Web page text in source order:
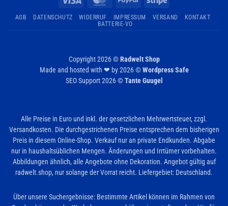
AGB DATENSCHUTZ WIDERRUF IMPRESSUM VERSAND
KONTAKT
BATTERIE-VO
Copyright 2026 ©Radwelt Shop
Made and hosted with ❤ by 2026 ©Wordpress Safe
SEO Support 2026 ©Tante Guugel
Alle Preise in Euro und inkl. der gesetzlichen Mehrwertsteuer, zzgl.
Versandkosten. Die durchgestrichenen Preise entsprechen dem bisherigen
Preis in diesem Online-Shop. Verkauf nur an private Endkunden. Abgabe
nur in haushaltsüblichen Mengen. Änderungen und Irrtümer vorbehalten.
Abbildungen ähnlich, alle Angebote ohne Dekoration. Angebot gültig auf
radwelt.shop, nur solange der Vorrat reicht. Liefergebiet: Deutschland.
Über unsere Suchergebnisse: Bestimmte Artikel können im Rahmen von